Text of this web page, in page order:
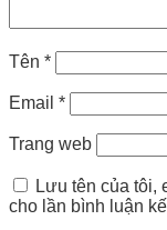
Tên *
Email *
Trang web
Lưu tên của tôi,
cho lần bình luận